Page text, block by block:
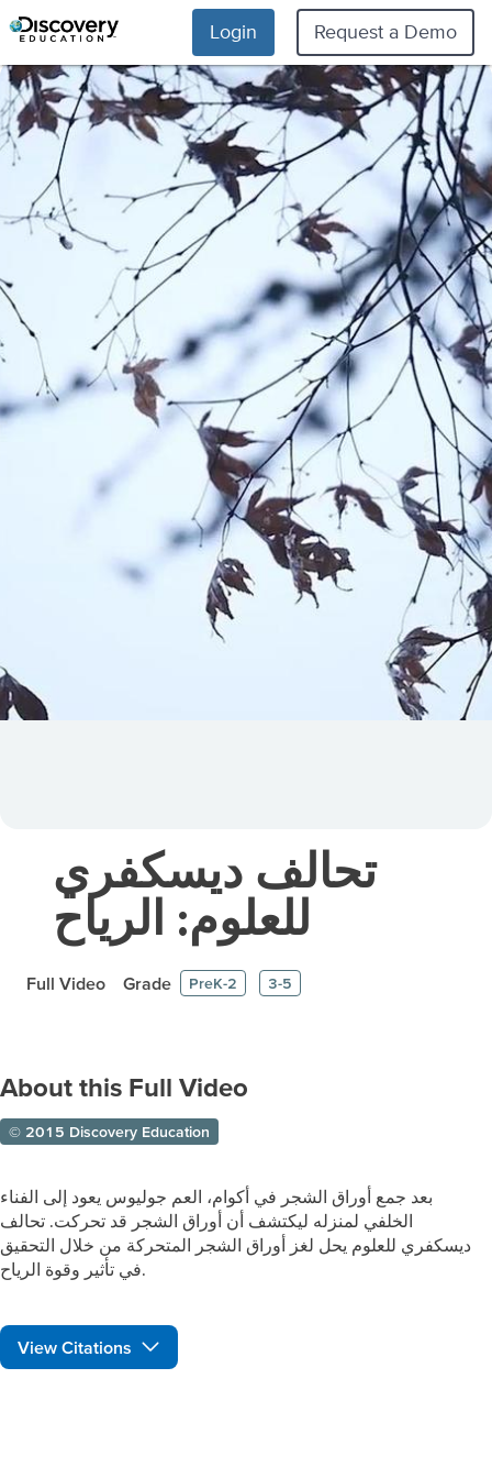
Login Request a Demo
تحالف ديسكفري
للعلوم: الرياح
Full Video Grade PreK-2 3-5
About this Full Video
© 2015 Discovery Education
بعد جمع أوراق الشجر في أكوام، العم جوليوس يعود إلى الفناء
الخلفي لمنزله ليكتشف أن أوراق الشجر قد تحركت. تحالف
ديسكفري للعلوم يحل لغز أوراق الشجر المتحركة من خلال التحقيق
في تأثير وقوة الرياح.
View Citations